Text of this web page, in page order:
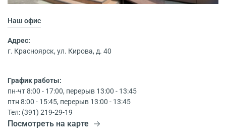
Наш офис
Адрес:
г. Красноярск, ул. Кирова, д. 40
График работы:
пн-чт 8:00 - 17:00, перерыв 13:00 - 13:45
птн 8:00 - 15:45, перерыв 13:00 - 13:45
Тел: (391) 219-29-19
Посмотреть на карте